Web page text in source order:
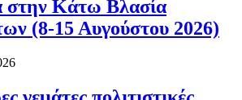
στην Κάτω Βλασία
(8-15 Αυγούστου 2026)